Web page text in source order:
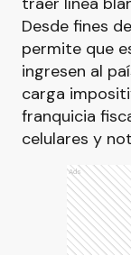
Desde fines
permite que
ingresen al
carga
franquicia
celulares y
Ads